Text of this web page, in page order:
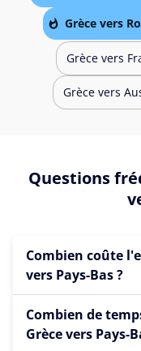
Grèce vers
Grèce vers
Grèce vers
Questions
Combien coûte
vers Pays-Bas ?
Combien de
Grèce vers Pays-